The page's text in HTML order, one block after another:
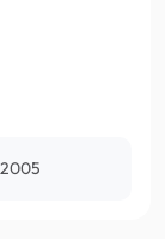
2005